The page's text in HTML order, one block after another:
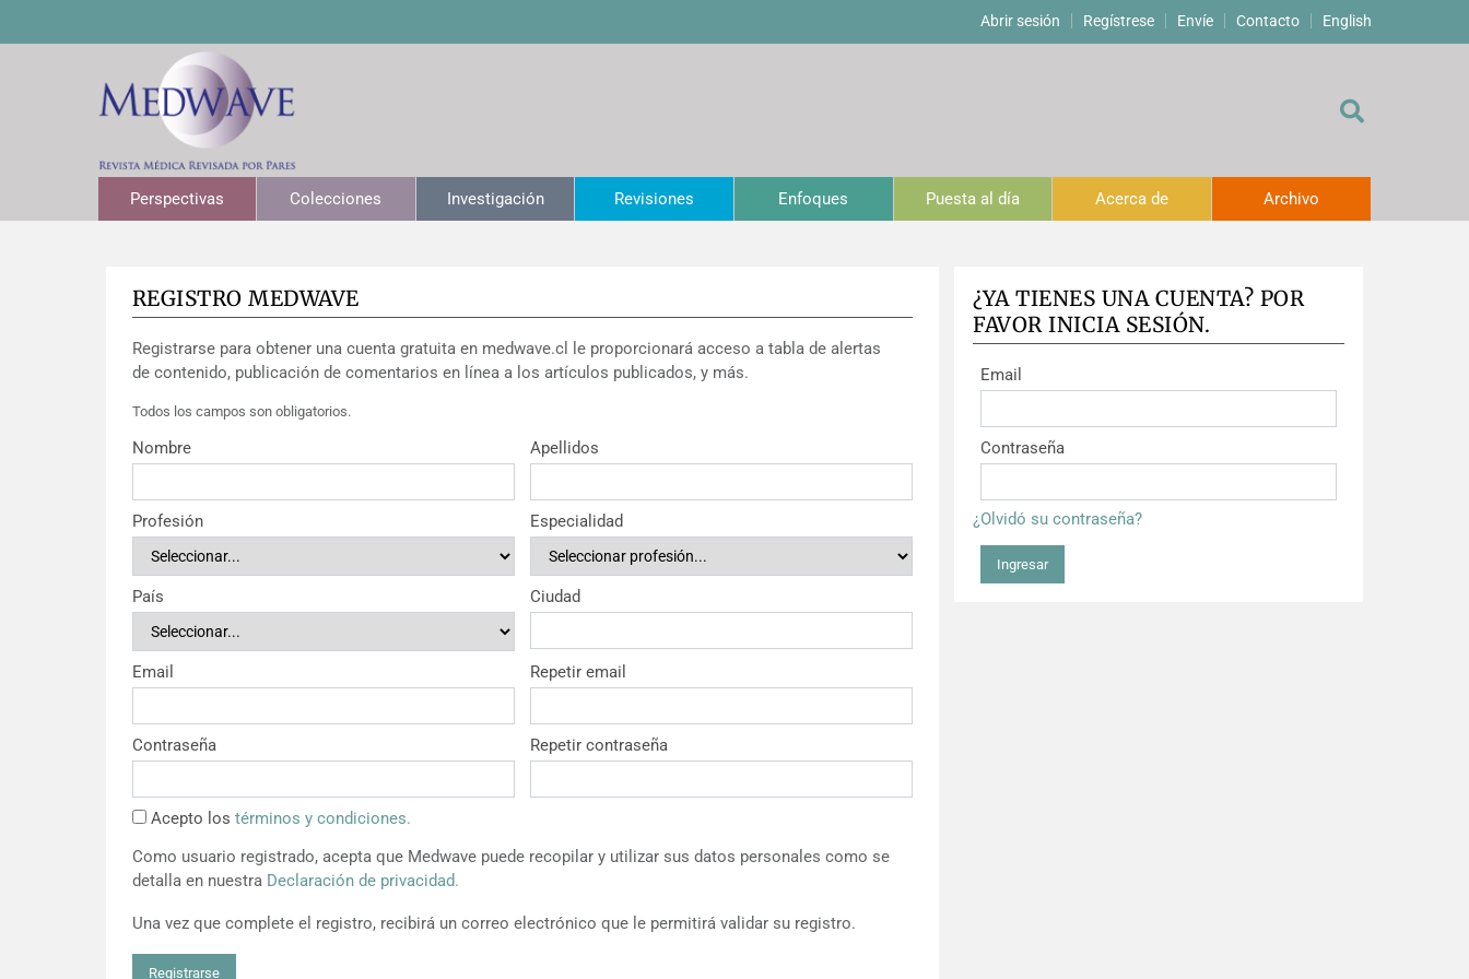
Abrir sesión Regístrese Envíe Contacto English
Perspectivas Colecciones Investigación Revisiones Enfoques Puesta al día Acerca de Archivo
REGISTRO MEDWAVE
Registrarse para obtener una cuenta gratuita en medwave.cl le proporcionará acceso a tabla de alertas
de contenido, publicación de comentarios en línea a los artículos publicados, y más.
Todos los campos son obligatorios.
Nombre Apellidos
Profesión Especialidad
País Ciudad
Email Repetir email
Contraseña Repetir contraseña
Acepto los términos y condiciones.
Como usuario registrado, acepta que Medwave puede recopilar y utilizar sus datos personales como se
detalla en nuestra Declaración de privacidad.
Una vez que complete el registro, recibirá un correo electrónico que le permitirá validar su registro.
Registrarse
¿YA TIENES UNA CUENTA? POR
FAVOR INICIA SESIÓN.
Email
Contraseña
¿Olvidó su contraseña?
Ingresar